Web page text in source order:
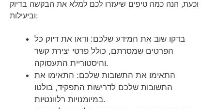
וכעת, הנה כמה טיפים שיעזרו לכם למלא את הבקשה בדיוק
וביעילות:
בדקו שוב את המידע שלכם: ודאו את דיוק כל
הפרטים שמסרתם, כולל פרטי יצירת קשר
והיסטוריית התעסוקה.
התאימו את התשובות שלכם: התאימו את
התשובות שלכם לדרישות התפקיד, בולטו
במיומנויות רלוונטיות.